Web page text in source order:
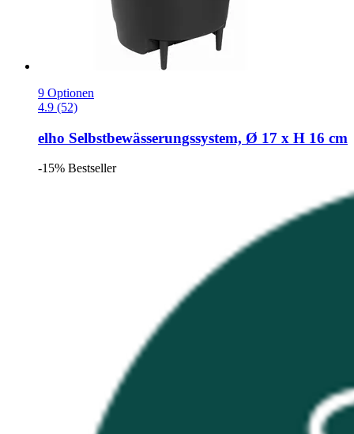
9 Optionen
4.9 (52)
elho Selbstbewässerungssystem, Ø 17 x H 16 cm
-15% Bestseller